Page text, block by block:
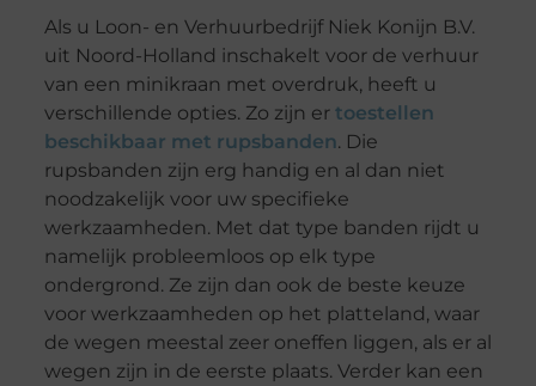
Als u Loon- en Verhuurbedrijf Niek Konijn B.V.
uit Noord-Holland inschakelt voor de verhuur
van een minikraan met overdruk, heeft u
verschillende opties. Zo zijn er toestellen
beschikbaar met rupsbanden. Die
rupsbanden zijn erg handig en al dan niet
noodzakelijk voor uw specifieke
werkzaamheden. Met dat type banden rijdt u
namelijk probleemloos op elk type
ondergrond. Ze zijn dan ook de beste keuze
voor werkzaamheden op het platteland, waar
de wegen meestal zeer oneffen liggen, als er al
wegen zijn in de eerste plaats. Verder kan een